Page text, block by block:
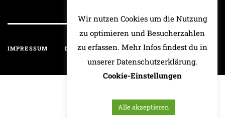
IMPRESSUM DATENSCHUTZ HAFTUNGSAUSSCHLUSS
Wir nutzen Cookies um die Nutzung
zu optimieren und Besucherzahlen
zu erfassen. Mehr Infos findest du in
unserer Datenschutzerklärung.
Cookie-Einstellungen
Alle akzeptieren